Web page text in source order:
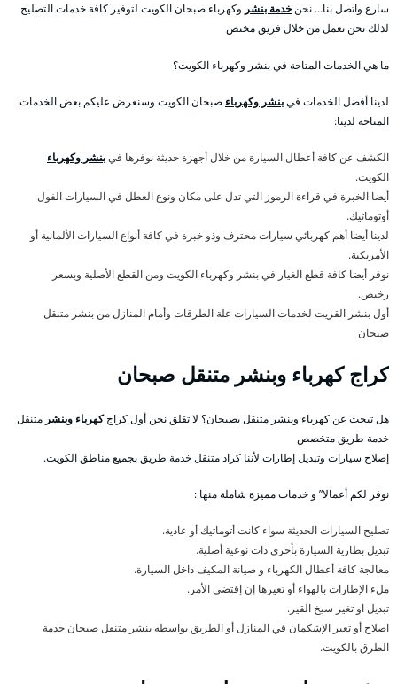
سارع واتصل بنا… نحنخدمة بنشر وكهرباء صبحان الكويت لتوفير كافة خدمات التصليح
لذلك نحن نعمل من خلال فريق مختص
ما هي الخدمات المتاحة في بنشر وكهرباء الكويت؟
لدينا أفضل الخدمات فيبنشر وكهرباء صبحان الكويت وسنعرض عليكم بعض الخدمات
المتاحة لدينا:
الكشف عن كافة أعطال السيارة من خلال أجهزة حديثة نوفرها فيبنشر وكهرباء
الكويت.
أيضا الخبرة في قراءة الرموز التي تدل على مكان ونوع العطل في السيارات الفول
أوتوماتيك.
لدينا أيضا أهم كهربائي سيارات محترف وذو خبرة في كافة أنواع السيارات الألمانية أو
الأمريكية.
نوفر أيضا كافة قطع الغيار في بنشر وكهرباء الكويت ومن القطع الأصلية وبسعر
رخيص.
أول بنشر القريت لخدمات السيارات علة الطرقات وأمام المنازل من بنشر متنقل
صبحان
كراج كهرباء وبنشر متنقل صبحان
هل تبحث عن كهرباء وبنشر متنقل بصبحان؟ لا تقلق نحن أول كراجكهرباء وبنشر متنقل
خدمة طريق متخصص
إصلاح سيارات وتبديل إطارات لأننا كراد متنقل خدمة طريق بجميع مناطق الكويت.
نوفر لكم أعمالا” و خدمات مميزة شاملة منها :
تصليح السيارات الحديثة سواء كانت أتوماتيك أو عادية.
تبديل بطارية السيارة بأخرى ذات نوعية أصلية.
معالجة كافة أعطال الكهرباء و صيانة المكيف داخل السيارة.
ملء الإطارات بالهواء أو تغيرها إن إقتضى الأمر.
تبديل او تغير سيخ القير.
اصلاح أو تغير الإشكمان في المنازل أو الطريق بواسطه بنشر متنقل صبحان خدمة
الطرق بالكويت.